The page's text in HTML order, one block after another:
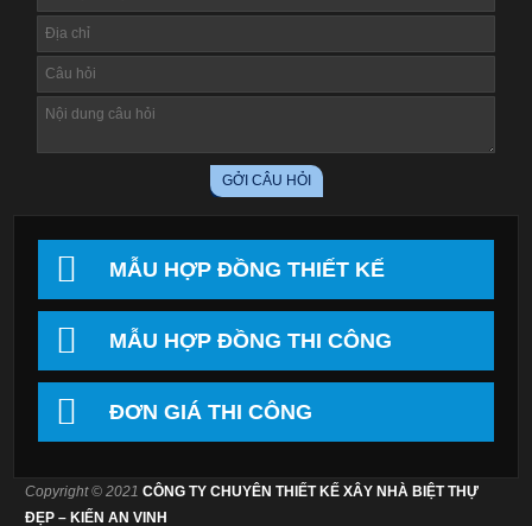
MẪU HỢP ĐỒNG THIẾT KẾ
MẪU HỢP ĐỒNG THI CÔNG
ĐƠN GIÁ THI CÔNG
Copyright © 2021CÔNG TY CHUYÊN THIẾT KẾ XÂY NHÀ BIỆT THỰ
ĐẸP – KIẾN AN VINH